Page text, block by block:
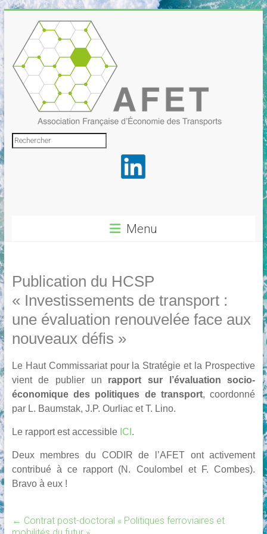
Skip
to
content
Association
Transports
Menu
Publication du HCSP
« Investissements de transport :
une évaluation renouvelée face aux
nouveaux défis »
Le Haut Commissariat pour la Stratégie et la Prospective
vient de publier un rapport sur l’évaluation socio-
économique des politiques de transport, coordonné
par L. Baumstak, J.P. Ourliac et T. Lino.
Le rapport est accessible ICI .
Deux membres du CODIR de l’AFET ont activement
contribué à ce rapport (N. Coulombel et F. Combes).
Bravo à eux !
← Contrat post-doctoral « Politiques ferroviaires et